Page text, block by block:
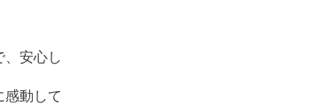
、安心し
感動して